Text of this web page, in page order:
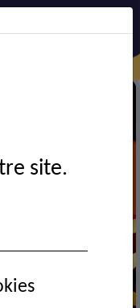
site.